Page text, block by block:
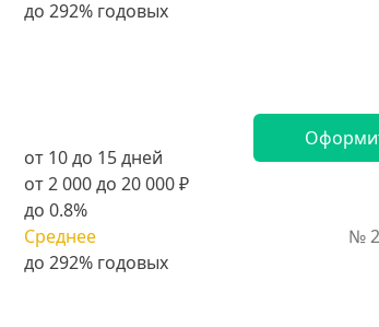
от 10 до 15 дней
от 2 000 до 20 000 ₽
до 0.8%
Среднее
№